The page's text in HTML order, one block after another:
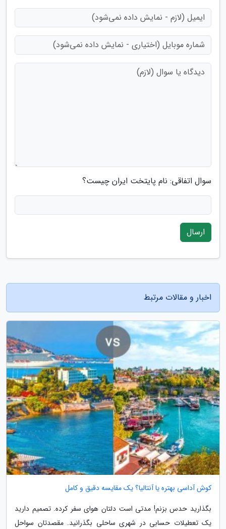
سوال اتفاقی: نام پایتخت ایران چیست؟
ارسال
اخبار و مقالات مرتبط
کوش آداسی بهتره یا آنتالیا؟ یک مقایسه دقیق و کامل
بگذارید حدس بزنم! مدتی است دلتان هوای سفر کرده. تصمیم دارید
یک تعطیلات حسابی در شهری ساحلی بگذرانید. مقصدتان سواحل